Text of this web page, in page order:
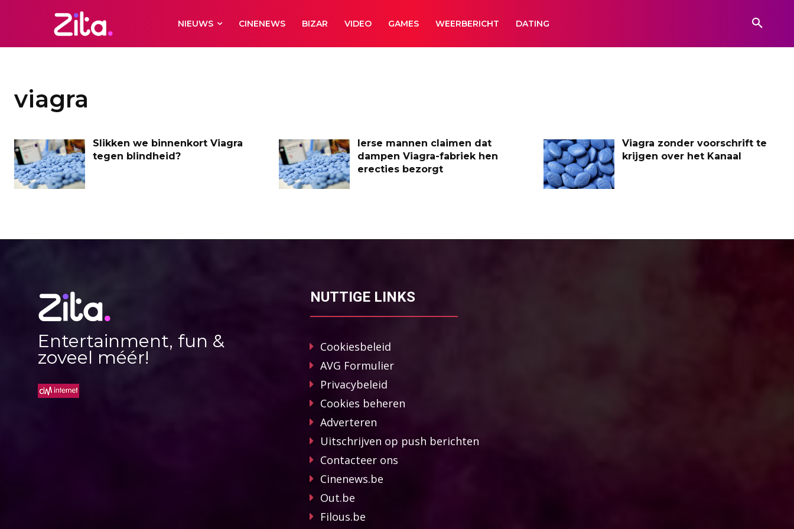
NIEUWS CINENEWS BIZAR VIDEO GAMES WEERBERICHT DATING
viagra
Slikken we binnenkort Viagra
tegen blindheid?
Ierse mannen claimen dat
dampen Viagra-fabriek hen
erecties bezorgt
Viagra zonder voorschrift te
krijgen over het Kanaal
Entertainment, fun &
zoveel méér!
NUTTIGE LINKS
Cookiesbeleid
AVG Formulier
Privacybeleid
Cookies beheren
Adverteren
Uitschrijven op push berichten
Contacteer ons
Cinenews.be
Out.be
Filous.be